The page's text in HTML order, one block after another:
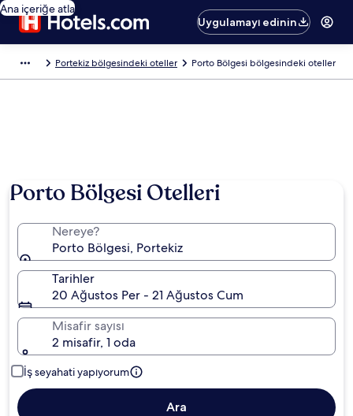
Ana içeriğe atla
Uygulamayı edinin
Portekiz bölgesindeki oteller Porto Bölgesi bölgesindeki oteller
Porto Bölgesi Otelleri
Nereye?
Porto Bölgesi, Portekiz
Tarihler
20 Ağustos Per - 21 Ağustos Cum
Misafir sayısı
2 misafir, 1 oda
İş seyahati yapıyorum
Ara